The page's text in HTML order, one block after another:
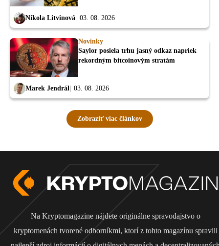
Nikola Litvinová 03. 08. 2026
Novinky
Saylor posiela trhu jasný odkaz napriek
rekordným bitcoinovým stratám
Marek Jendrál 03. 08. 2026
Zobraziť viac článkov
Na Kryptomagazine nájdete originálne spravodajstvo o
kryptomenách tvorené odborníkmi, ktorí z tohto magazínu spravili